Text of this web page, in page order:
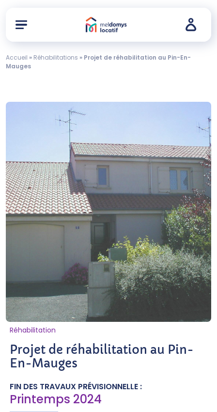
Accueil » Réhabilitations » Projet de réhabilitation au Pin-En-
Mauges
Réhabilitation
Projet de réhabilitation au Pin-
En-Mauges
FIN DES TRAVAUX PRÉVISIONNELLE :
Printemps 2024